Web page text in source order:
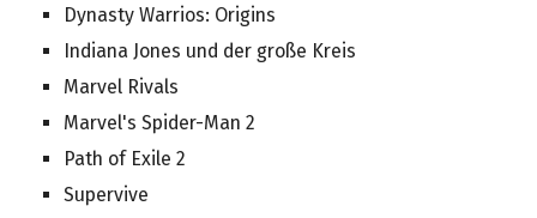
Dynasty Warrios: Origins
Indiana Jones und der große Kreis
Marvel Rivals
Marvel's Spider-Man 2
Path of Exile 2
Supervive